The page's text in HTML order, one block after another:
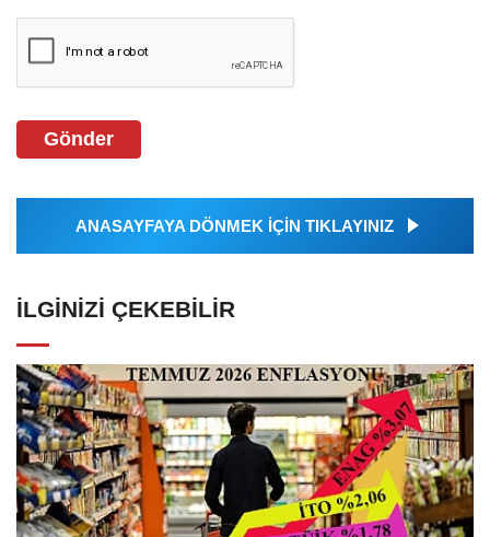
Gönder
ANASAYFAYA DÖNMEK İÇİN TIKLAYINIZ
İLGINIZI ÇEKEBILIR